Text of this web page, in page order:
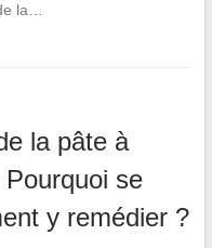
la…
la pâte à
se
y remédier ?